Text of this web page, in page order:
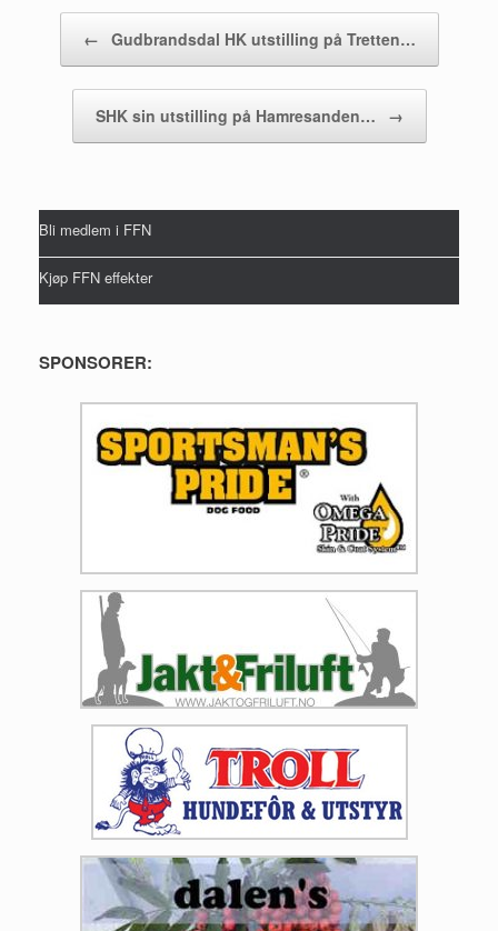
← Gudbrandsdal HK utstilling på Tretten…
SHK sin utstilling på Hamresanden… →
Bli medlem i FFN
Kjøp FFN effekter
SPONSORER: